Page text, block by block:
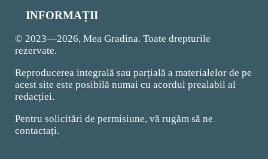
INFORMAȚII
© 2023—2026, Mea Gradina. Toate drepturile
rezervate.
Reproducerea integrală sau parțială a materialelor de pe
acest site este posibilă numai cu acordul prealabil al
redacției.
Pentru solicitări de permisiune, vă rugăm să ne
contactați.